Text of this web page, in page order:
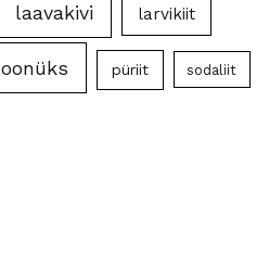
laavakivi larvikiit
oonüks püriit sodaliit